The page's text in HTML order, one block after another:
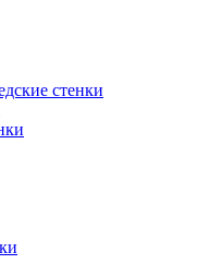
стенки